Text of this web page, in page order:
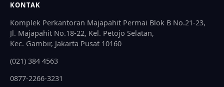
KONTAK
Komplek Perkantoran Majapahit Permai Blok B No.21-23,
Jl. Majapahit No.18-22, Kel. Petojo Selatan,
Kec. Gambir, Jakarta Pusat 10160
(021) 384 4563
0877-2266-3231